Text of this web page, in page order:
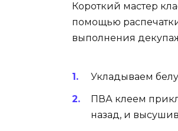
Короткий мастер
помощью
выполнения
Укладываем
ПВА клеем
назад, и